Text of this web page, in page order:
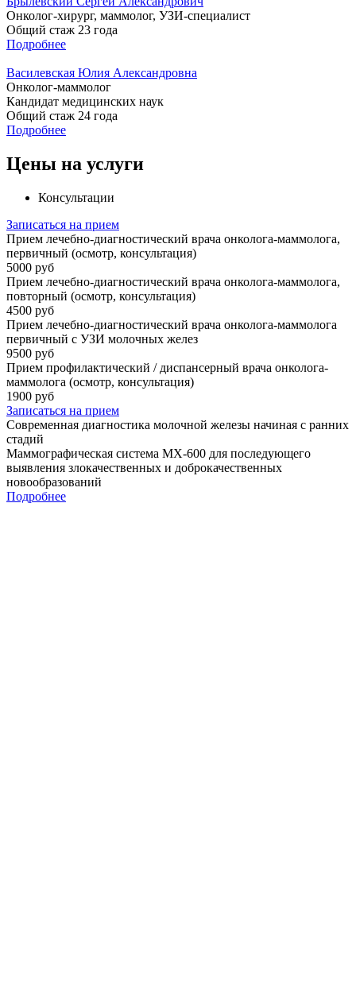
Онколог-хирург, маммолог, УЗИ-специалист
Общий стаж 23 года
Подробнее
Василевская Юлия Александровна
Онколог-маммолог
Кандидат медицинских наук
Общий стаж 24 года
Подробнее
Цены на услуги
Консультации
Записаться на прием
Прием лечебно-диагностический врача онколога-маммолога,
первичный (осмотр, консультация)
5000 руб
Прием лечебно-диагностический врача онколога-маммолога,
повторный (осмотр, консультация)
4500 руб
Прием лечебно-диагностический врача онколога-маммолога
первичный с УЗИ молочных желез
9500 руб
Прием профилактический / диспансерный врача онколога-
маммолога (осмотр, консультация)
1900 руб
Записаться на прием
Современная диагностика молочной железы начиная с ранних
стадий
Маммографическая система MX-600 для последующего
выявления злокачественных и доброкачественных
новообразований
Подробнее